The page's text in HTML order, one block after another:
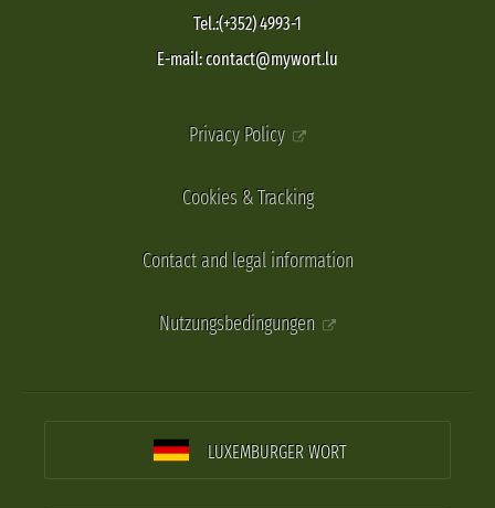
Tel.:(+352) 4993-1
E-mail: contact@mywort.lu
Privacy Policy
Cookies & Tracking
Contact and legal information
Nutzungsbedingungen
LUXEMBURGER WORT